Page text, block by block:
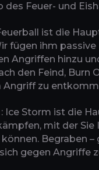
des Feuer- und
ist die
fügen ihm
Angriffen hinzu
den Feind, Burn
Angriff zu
: Ice Storm ist die
mit der Sie
Begraben –
gegen Angriffe